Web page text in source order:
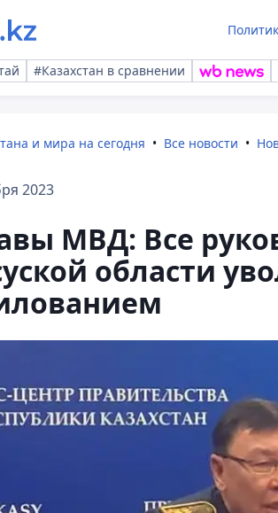
#Казахстан в сравнении
и мира на сегодня Все новости
2023
МВД: Все
области